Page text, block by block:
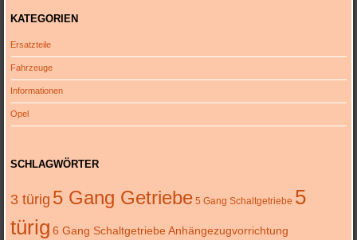
KATEGORIEN
Ersatzteile
Fahrzeuge
Informationen
Opel
SCHLAGWÖRTER
3 türig 5 Gang Getriebe 5 Gang Schaltgetriebe 5
türig 6 Gang Schaltgetriebe Anhängezugvorrichtung